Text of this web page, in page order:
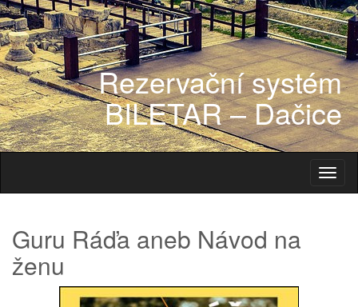
Rezervační systém
BILETAR – Dačice
Guru Ráďa aneb Návod na
ženu